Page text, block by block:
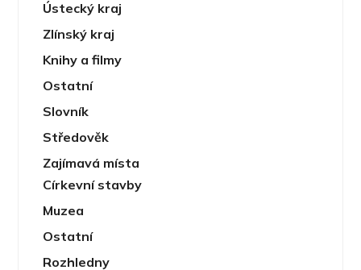
Ústecký kraj
Zlínský kraj
Knihy a filmy
Ostatní
Slovník
Středověk
Zajímavá místa
Církevní stavby
Muzea
Ostatní
Rozhledny